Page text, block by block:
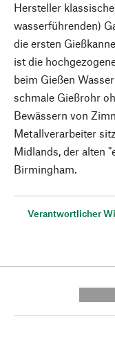
Hersteller
wasserführenden)
die ersten
ist die
beim Gießen
schmale Gießrohr
Bewässern von
Metallverarbeiter
Midlands, der alten
Birmingham.
Verantwortlicher